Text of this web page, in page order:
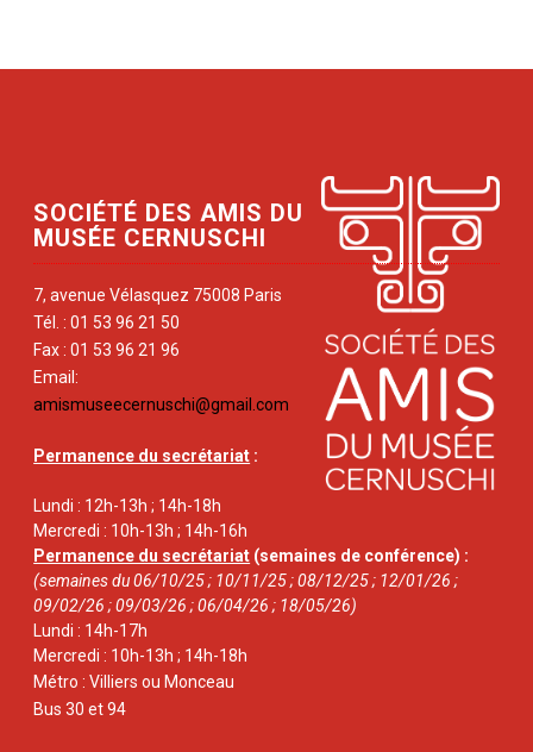
SOCIÉTÉ DES AMIS DU
MUSÉE CERNUSCHI
7, avenue Vélasquez 75008 Paris
Tél. : 01 53 96 21 50
Fax : 01 53 96 21 96
Email:
amismuseecernuschi@gmail.com
Permanence du secrétariat :
Lundi : 12h-13h ; 14h-18h
Mercredi : 10h-13h ; 14h-16h
Permanence du secrétariat (semaines de conférence) :
(semaines du 06/10/25 ; 10/11/25 ; 08/12/25 ; 12/01/26 ;
09/02/26 ; 09/03/26 ; 06/04/26 ; 18/05/26)
Lundi : 14h-17h
Mercredi : 10h-13h ; 14h-18h
Métro : Villiers ou Monceau
Bus 30 et 94